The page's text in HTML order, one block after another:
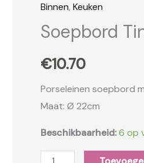
Binnen, Keuken
Soepbord
€10.70
Porseleinen soepbord
Maat: Ø 22cm
Beschikbaarheid:6 op
Flowers
aantal